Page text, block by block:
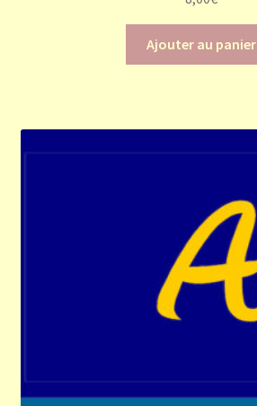
Ajouter au panier